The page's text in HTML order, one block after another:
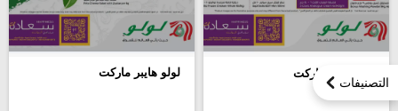
التصنيفات
لولو هايبر ماركت لولو هايبر ماركت